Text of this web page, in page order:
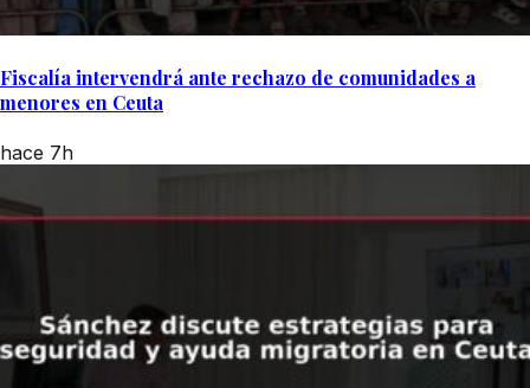
Fiscalía intervendrá ante rechazo de comunidades a
menores en Ceuta
hace 7h